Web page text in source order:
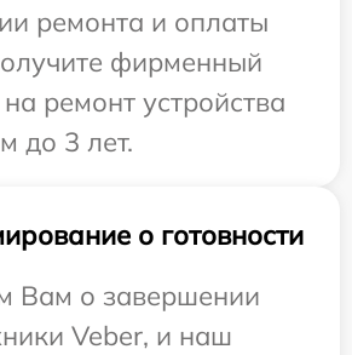
ремонта и оплаты
фирменный
ремонт устройства
до 3 лет.
о готовности
Вам о завершении
Veber, и наш